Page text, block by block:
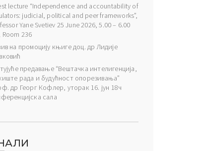
lecture “Independence and accountability of
judicial, political and peer frameworks”,
Yane Svetiev 25 June 2026, 5.00 – 6.00
Room 236
на промоцију књиге доц. др Лидије
предавање “Вештачка интелигенција,
рада и будућност опорезивања”
др Георг Кофлер, уторак 16. јун 18ч
сала